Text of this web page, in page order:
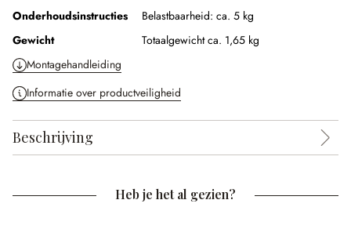
Onderhoudsinstructies
Belastbaarheid: ca. 5 kg
Gewicht
Totaalgewicht ca. 1,65 kg
Montagehandleiding
Informatie over productveiligheid
Beschrijving
Heb je het al gezien?